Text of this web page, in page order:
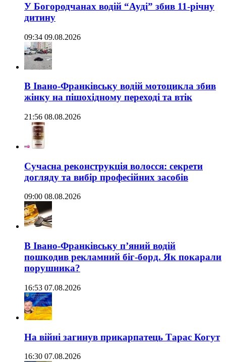
У Богородчанах водій “Ауді” збив 11-річну
дитину
09:34 09.08.2026
В Івано-Франківську водій мотоцикла збив
жінку на пішохідному переході та втік
21:56 08.08.2026
Сучасна реконструкція волосся: секрети
догляду та вибір професійних засобів
09:00 08.08.2026
В Івано-Франківську п’яний водій
пошкодив рекламний біг-борд. Як покарали
порушника?
16:53 07.08.2026
На війні загинув прикарпатець Тарас Когут
16:30 07.08.2026